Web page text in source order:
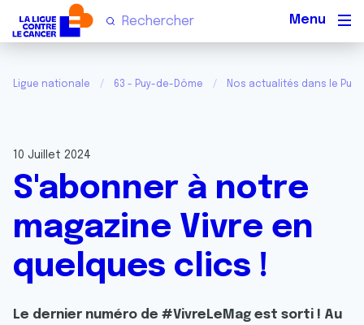
Ligue nationale 63 - Puy-de-Dôme Nos actualités dans le
10 Juillet 2024
S'abonner à notre
magazine Vivre en
quelques clics !
Le dernier numéro de #VivreLeMag est sorti ! Au